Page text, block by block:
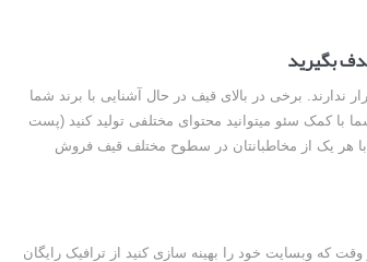
بگیرید
برخی در بالای قیف در حال آشنایی با برند شما
با کمک سئو میتوانید محتوای مختلفی تولید کنید (پست
با هر یک از مخاطبانتان در سطوح مختلف قیف فروش
وقت که وبسایت خود را بهینه سازی کنید از ترافیک رایگان